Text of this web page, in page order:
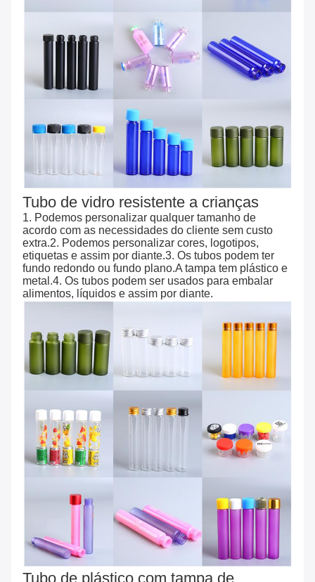
Tubo de vidro resistente a crianças
1. Podemos personalizar qualquer tamanho de
acordo com as necessidades do cliente sem custo
extra.2. Podemos personalizar cores, logotipos,
etiquetas e assim por diante.3. Os tubos podem ter
fundo redondo ou fundo plano.A tampa tem plástico e
metal.4. Os tubos podem ser usados ​​para embalar
alimentos, líquidos e assim por diante.
Tubo de plástico com tampa de